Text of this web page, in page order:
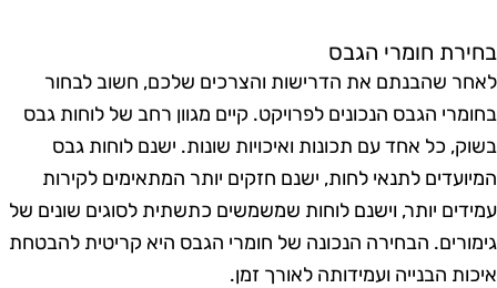
חומרי הגבס
שהבנתם את הדרישות והצרכים שלכם, חשוב לבחור
הגבס הנכונים לפרויקט. קיים מגוון רחב של לוחות גבס
כל אחד עם תכונות ואיכויות שונות. ישנם לוחות גבס
לתנאי לחות, ישנם חזקים יותר המתאימים לקירות
יותר, וישנם לוחות שמשמשים כתשתית לסוגים שונים של
הבחירה הנכונה של חומרי הגבס היא קריטית להבטחת
הבנייה ועמידותה לאורך זמן.